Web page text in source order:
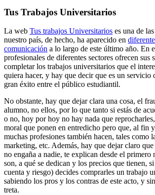
Tus Trabajos Universitarios
La web Tus trabajos Universitarios es una de
nuestro país, de hecho, ha aparecido en
comunicación a lo largo de este último año. En
profesionales de diferentes sectores ofrecen sus
completar los trabajos universitarios que el
quiera hacer, y hay que decir que es un servicio
gran éxito entre el público estudiantil.
No obstante, hay que dejar clara una cosa, el
alumno, no ellos, por lo que tanto si estás de
o no, hoy por hoy no hay nada que
moral que ponen en entredicho pero que, al fin
muchas profesiones también hacen, tales como
marketing, etc. Además, hay que dejar claro
no engaña a nadie, te explican desde el primero
son, a qué se dedican y los precios que tienen,
cuenta y riesgo) decides comprarles un trabajo
sabiendo los pros y los contras de este acto, y
treta.